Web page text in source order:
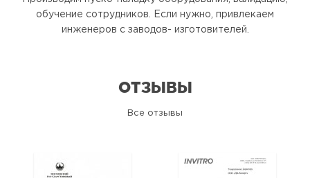
обучение сотрудников. Если нужно, привлекаем
инженеров с заводов- изготовителей.
ОТЗЫВЫ
Все отзывы